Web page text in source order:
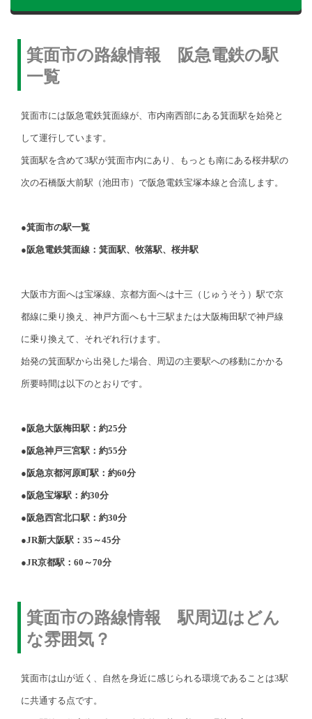
箕面市の路線情報 阪急電鉄の駅
一覧
箕面市には阪急電鉄箕面線が、市内南西部にある箕面駅を始発と
して運行しています。
箕面駅を含めて3駅が箕面市内にあり、もっとも南にある桜井駅の
次の石橋阪大前駅（池田市）で阪急電鉄宝塚本線と合流します。
●箕面市の駅一覧
●阪急電鉄箕面線：箕面駅、牧落駅、桜井駅
大阪市方面へは宝塚線、京都方面へは十三（じゅうそう）駅で京
都線に乗り換え、神戸方面へも十三駅または大阪梅田駅で神戸線
に乗り換えて、それぞれ行けます。
始発の箕面駅から出発した場合、周辺の主要駅への移動にかかる
所要時間は以下のとおりです。
●阪急大阪梅田駅：約25分
●阪急神戸三宮駅：約55分
●阪急京都河原町駅：約60分
●阪急宝塚駅：約30分
●阪急西宮北口駅：約30分
●JR新大阪駅：35～45分
●JR京都駅：60～70分
箕面市の路線情報 駅周辺はどん
な雰囲気？
箕面市は山が近く、自然を身近に感じられる環境であることは3駅
に共通する点です。